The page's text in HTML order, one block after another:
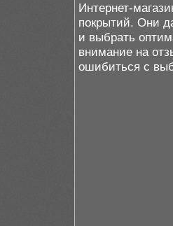
Интернет-
покрытий. Они
и выбрать
внимание на
ошибиться с